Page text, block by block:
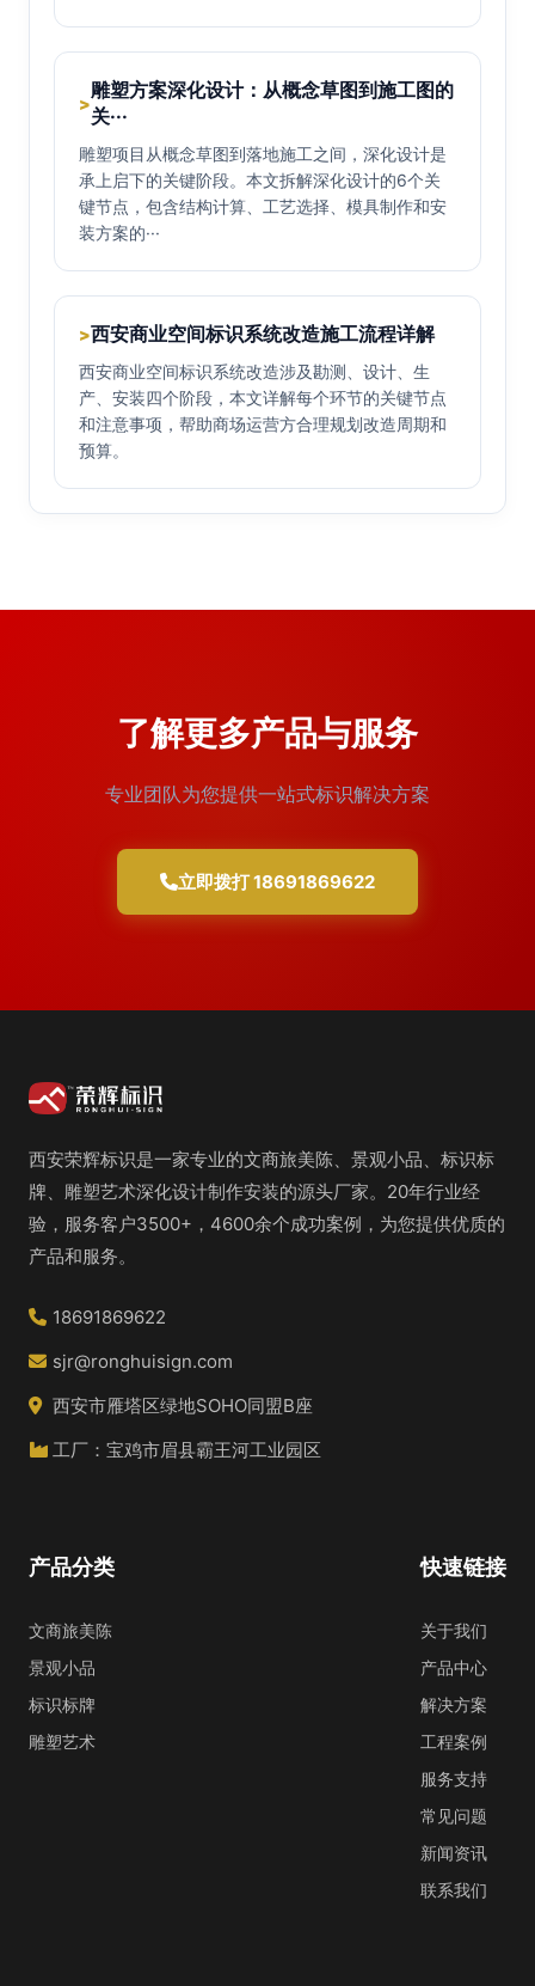
>
雕塑方案深化设计：从概念草图到施工图的
关···
雕塑项目从概念草图到落地施工之间，深化设计是
承上启下的关键阶段。本文拆解深化设计的6个关
键节点，包含结构计算、工艺选择、模具制作和安
装方案的···
>西安商业空间标识系统改造施工流程详解
西安商业空间标识系统改造涉及勘测、设计、生
产、安装四个阶段，本文详解每个环节的关键节点
和注意事项，帮助商场运营方合理规划改造周期和
预算。
了解更多产品与服务
专业团队为您提供一站式标识解决方案
立即拨打 18691869622
西安荣辉标识是一家专业的文商旅美陈、景观小品、标识标
牌、雕塑艺术深化设计制作安装的源头厂家。20年行业经
验，服务客户3500+，4600余个成功案例，为您提供优质的
产品和服务。
18691869622
sjr@ronghuisign.com
西安市雁塔区绿地SOHO同盟B座
工厂：宝鸡市眉县霸王河工业园区
快速链接
关于我们
产品中心
解决方案
工程案例
服务支持
常见问题
新闻资讯
联系我们
产品分类
文商旅美陈
景观小品
标识标牌
雕塑艺术